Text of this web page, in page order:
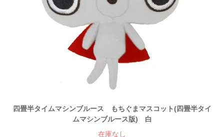
四畳半タイムマシンブルース もちぐまマスコット(四畳半タイ
ムマシンブルース版) 白
在庫なし